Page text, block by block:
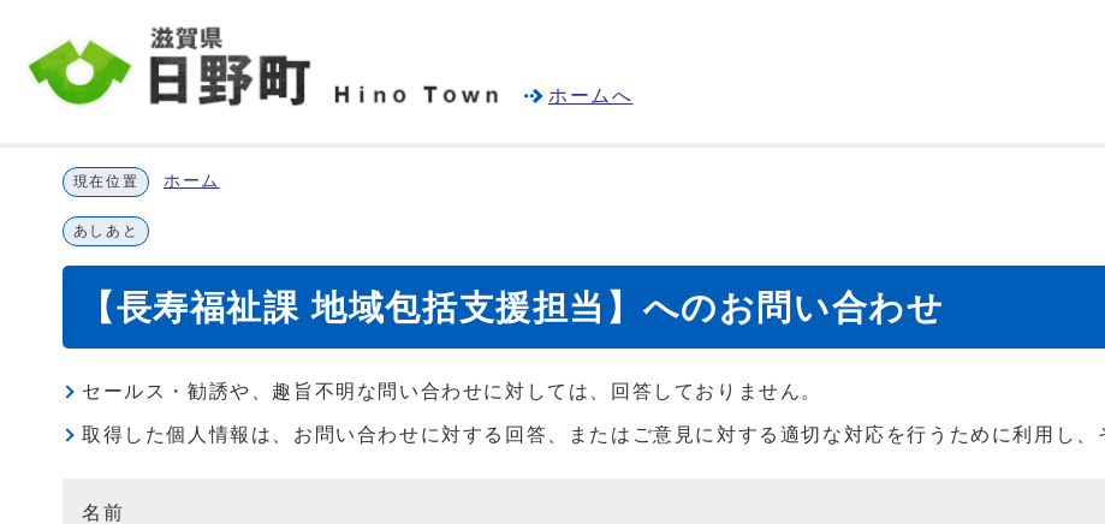
ホームへ
現在位置 ホーム
あしあと
【長寿福祉課 地域包括支援担当】へのお問い合わせ
セールス・勧誘や、趣旨不明な問い合わせに対しては、回答しておりません。
取得した個人情報は、お問い合わせに対する回答、またはご意見に対する適切な対応を行うために利用し、
名前